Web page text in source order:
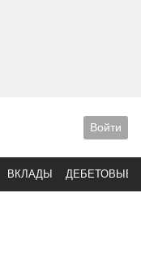
Войти
ВКЛАДЫ ДЕБЕТОВЫЕ